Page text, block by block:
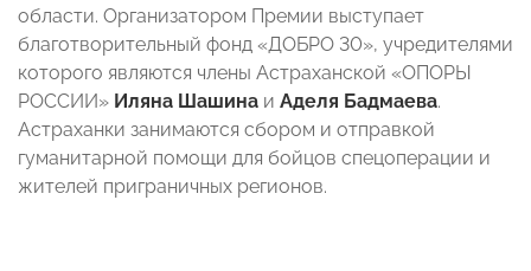
области. Организатором Премии выступает
благотворительный фонд «ДОБРО 30», учредителями
которого являются члены Астраханской «ОПОРЫ
РОССИИ» Иляна Шашина и Аделя Бадмаева.
Астраханки занимаются сбором и отправкой
гуманитарной помощи для бойцов спецоперации и
жителей приграничных регионов.